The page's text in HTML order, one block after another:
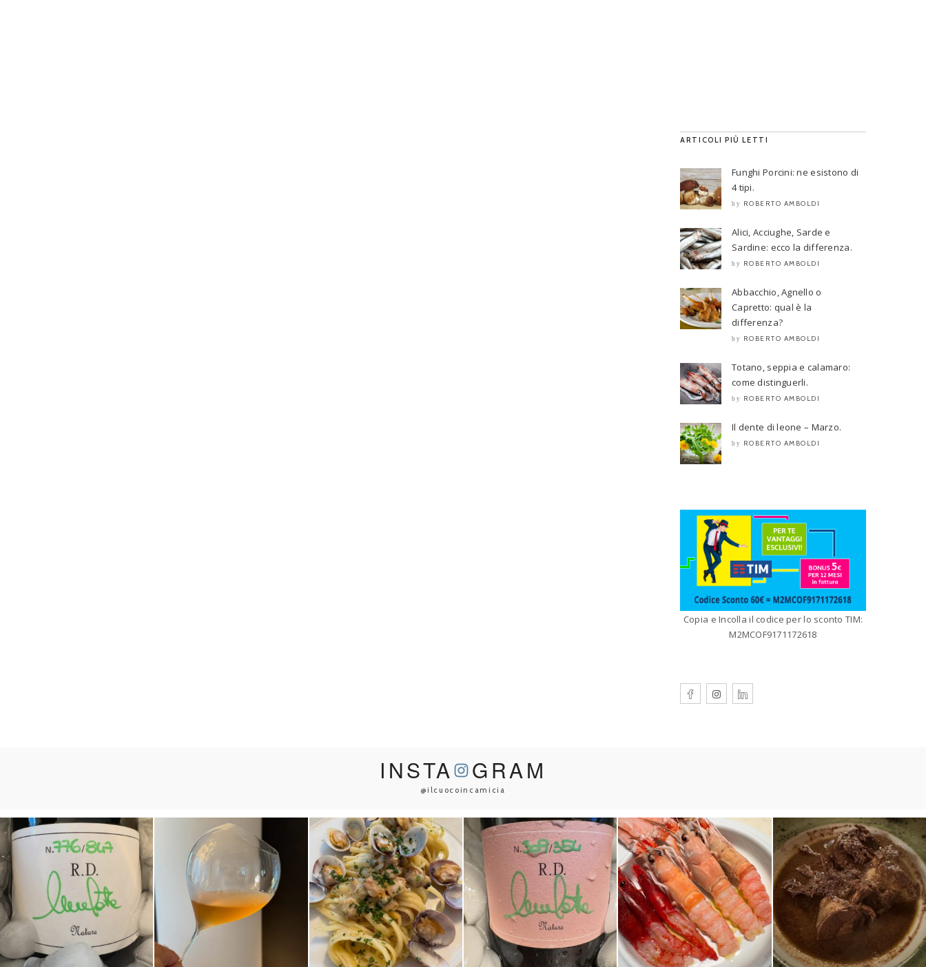
ARTICOLI PIÙ LETTI
Funghi Porcini: ne esistono di
4 tipi.
by ROBERTO AMBOLDI
Alici, Acciughe, Sarde e
Sardine: ecco la differenza.
by ROBERTO AMBOLDI
Abbacchio, Agnello o
Capretto: qual è la
differenza?
by ROBERTO AMBOLDI
Totano, seppia e calamaro:
come distinguerli.
by ROBERTO AMBOLDI
Il dente di leone – Marzo.
by ROBERTO AMBOLDI
Copia e Incolla il codice per lo sconto TIM:
M2MCOF9171172618
INSTA GRAM
@ilcuocoincamicia